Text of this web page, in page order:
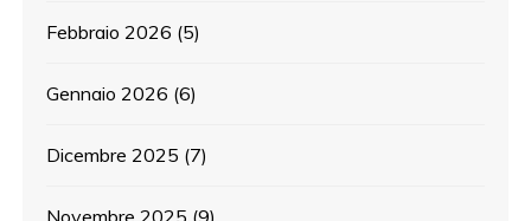
Febbraio 2026 (5)
Gennaio 2026 (6)
Dicembre 2025 (7)
Novembre 2025 (9)